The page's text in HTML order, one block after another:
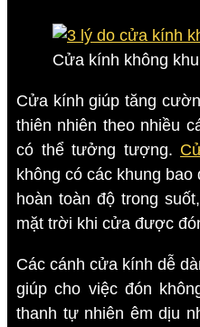
Cửa kính không
Cửa kính giúp tăng
thiên nhiên theo nhiều
có thể tưởng tượng.
không có các khung
hoàn toàn độ trong
mặt trời khi cửa được
Các cánh cửa kính dễ
giúp cho việc đón
thanh tự nhiên êm dịu